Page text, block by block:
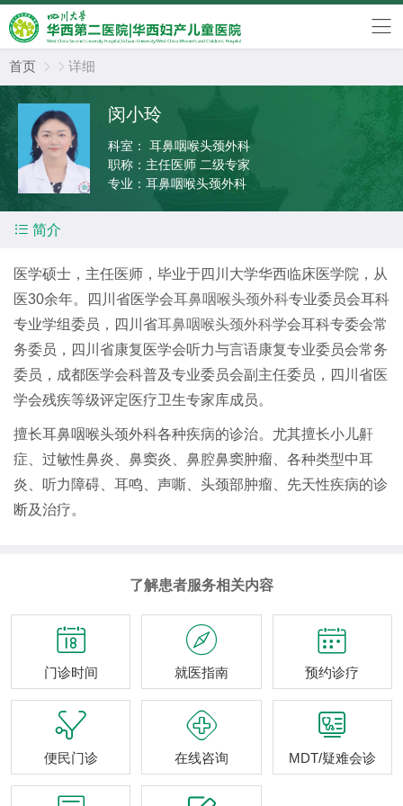
首页   详细
闵小玲
科室：
耳鼻咽喉头颈外科
职称： 主任医师 二级专家
专业： 耳鼻咽喉头颈外科
 简介
医学硕士，主任医师，毕业于四川大学华西临床医学院，从
医30余年。四川省医学会耳鼻咽喉头颈外科专业委员会耳科
专业学组委员，四川省耳鼻咽喉头颈外科学会耳科专委会常
务委员，四川省康复医学会听力与言语康复专业委员会常务
委员，成都医学会科普及专业委员会副主任委员，四川省医
学会残疾等级评定医疗卫生专家库成员。
擅长耳鼻咽喉头颈外科各种疾病的诊治。尤其擅长小儿鼾
症、过敏性鼻炎、鼻窦炎、鼻腔鼻窦肿瘤、各种类型中耳
炎、听力障碍、耳鸣、声嘶、头颈部肿瘤、先天性疾病的诊
断及治疗。
了解患者服务相关内容

门诊时间

就医指南

预约诊疗

便民门诊

在线咨询

MDT/疑难会诊